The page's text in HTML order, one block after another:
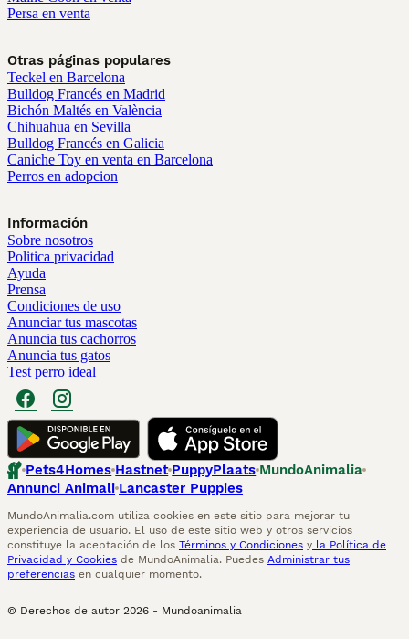
Persa en venta
Otras páginas populares
Teckel en Barcelona
Bulldog Francés en Madrid
Bichón Maltés en València
Chihuahua en Sevilla
Bulldog Francés en Galicia
Caniche Toy en venta en Barcelona
Perros en adopcion
Información
Sobre nosotros
Politica privacidad
Ayuda
Prensa
Condiciones de uso
Anunciar tus mascotas
Anuncia tus cachorros
Anuncia tus gatos
Test perro ideal
Pets4Homes Hastnet PuppyPlaats MundoAnimalia
Annunci Animali Lancaster Puppies
MundoAnimalia.com utiliza cookies en este sitio para mejorar tu
experiencia de usuario. El uso de este sitio web y otros servicios
constituye la aceptación de los Términos y Condiciones y la Política de
Privacidad y Cookies de MundoAnimalia. Puedes Administrar tus
preferencias en cualquier momento.
© Derechos de autor 2026 - Mundoanimalia